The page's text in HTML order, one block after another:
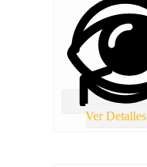
Ver Detalles